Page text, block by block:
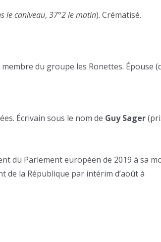
le caniveau, 37°2 le matin). Crématisé.
du groupe les Ronettes. Épouse
Écrivain sous le nom de Guy Sager
du Parlement européen de 2019 à sa
de la République par intérim d’août à